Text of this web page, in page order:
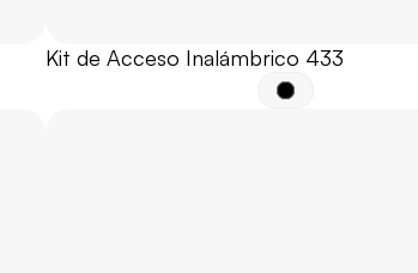
Kit de Acceso Inalámbrico 433